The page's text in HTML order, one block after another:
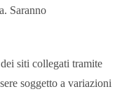
Saranno
siti collegati tramite
soggetto a variazioni